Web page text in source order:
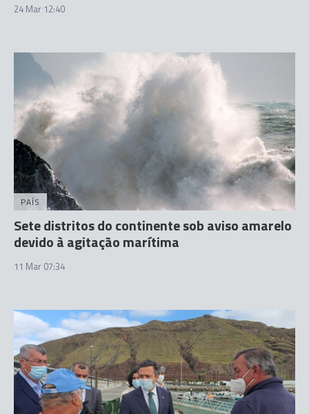
24 Mar 12:40
PAÍS
Sete distritos do continente sob aviso amarelo
devido à agitação marítima
11 Mar 07:34